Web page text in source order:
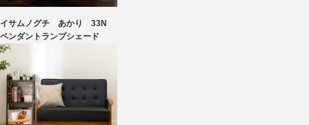
照明器具
イサムノグチ あかり 33N
ペンダントランプシェード